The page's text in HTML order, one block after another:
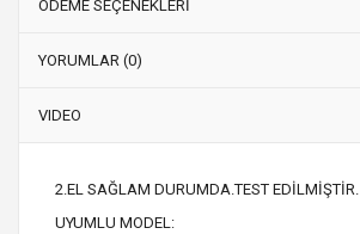
ÖDEME SEÇENEKLERİ
YORUMLAR (0)
VIDEO
2.EL SAĞLAM DURUMDA.TEST EDİLMİŞTİR.
UYUMLU MODEL: